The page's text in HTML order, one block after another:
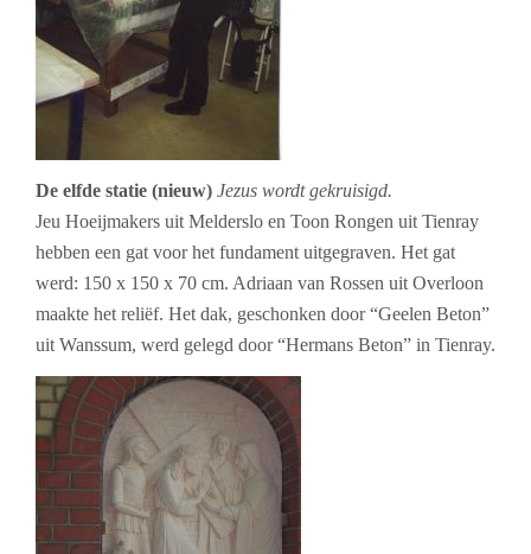
De elfde statie (nieuw) Jezus wordt gekruisigd.
Jeu Hoeijmakers uit Melderslo en Toon Rongen uit Tienray
hebben een gat voor het fundament uitgegraven. Het gat
werd: 150 x 150 x 70 cm. Adriaan van Rossen uit Overloon
maakte het reliëf. Het dak, geschonken door “Geelen Beton”
uit Wanssum, werd gelegd door “Hermans Beton” in Tienray.